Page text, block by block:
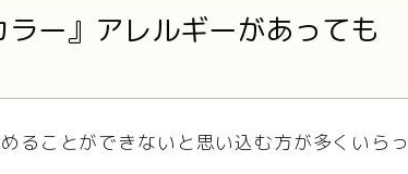
ラー』アレルギーがあっても
ることができないと思い込む方が多くいらっ